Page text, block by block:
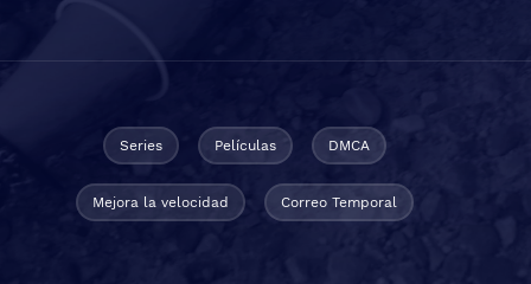
Series Películas DMCA
Mejora la velocidad Correo Temporal